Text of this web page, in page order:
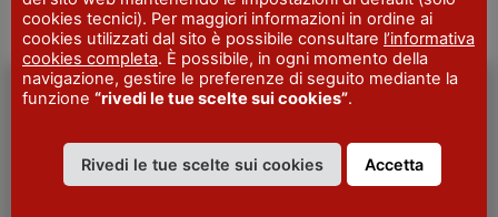
Il locale è…Scopri di più
AGRITURISMI
cookies tecnici). Per maggiori informazioni in ordine ai
cookies utilizzati dal sito è possibile consultare l’informativa
cookies completa. È possibile, in ogni momento della
navigazione, gestire le preferenze di seguito mediante la
funzione “rivedi le tue scelte sui cookies”.
Rivedi le tue scelte sui cookies Accetta